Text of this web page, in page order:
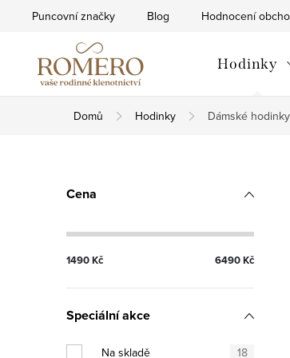
Puncovní značky Blog Hodnocení
Hodinky
Domů Hodinky Dámské hodinky
P
s
r
a
Cena
1490Kč 6490Kč
Speciální akce
Na skladě 18